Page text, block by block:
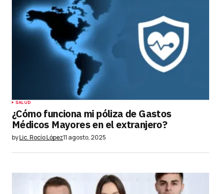
SALUD
¿Cómo funciona mi póliza de Gastos
Médicos Mayores en el extranjero?
byLic. Rocío López11 agosto, 2025